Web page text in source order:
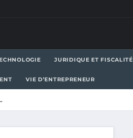
JURIDIQUE ET FISCALITÉ
VIE D’ENTREPRENEUR